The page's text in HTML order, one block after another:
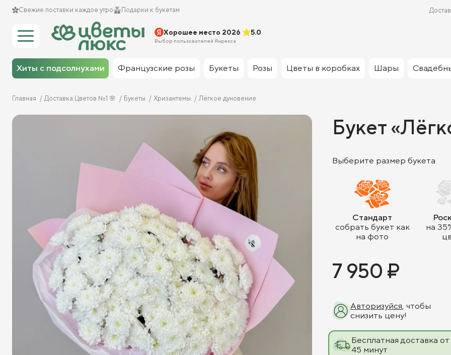
Свежие поставки каждое утро Подарки к букетам
Хорошее место 2026 5.0
Выбор пользователей Яндекса
Хиты с подсолнухами Французские розы Букеты Розы Цветы в коробках Шары
Главная Доставка Цветов №1 🌸 Букеты Хризантемы Лёгкое дуновение
Букет
Выберите размер букета
Стандарт
собрать букет как
на фото
на
7 950 ₽
Авторизуйся, чтобы
снизить цену!
Бесплатная доставка от
45 минут